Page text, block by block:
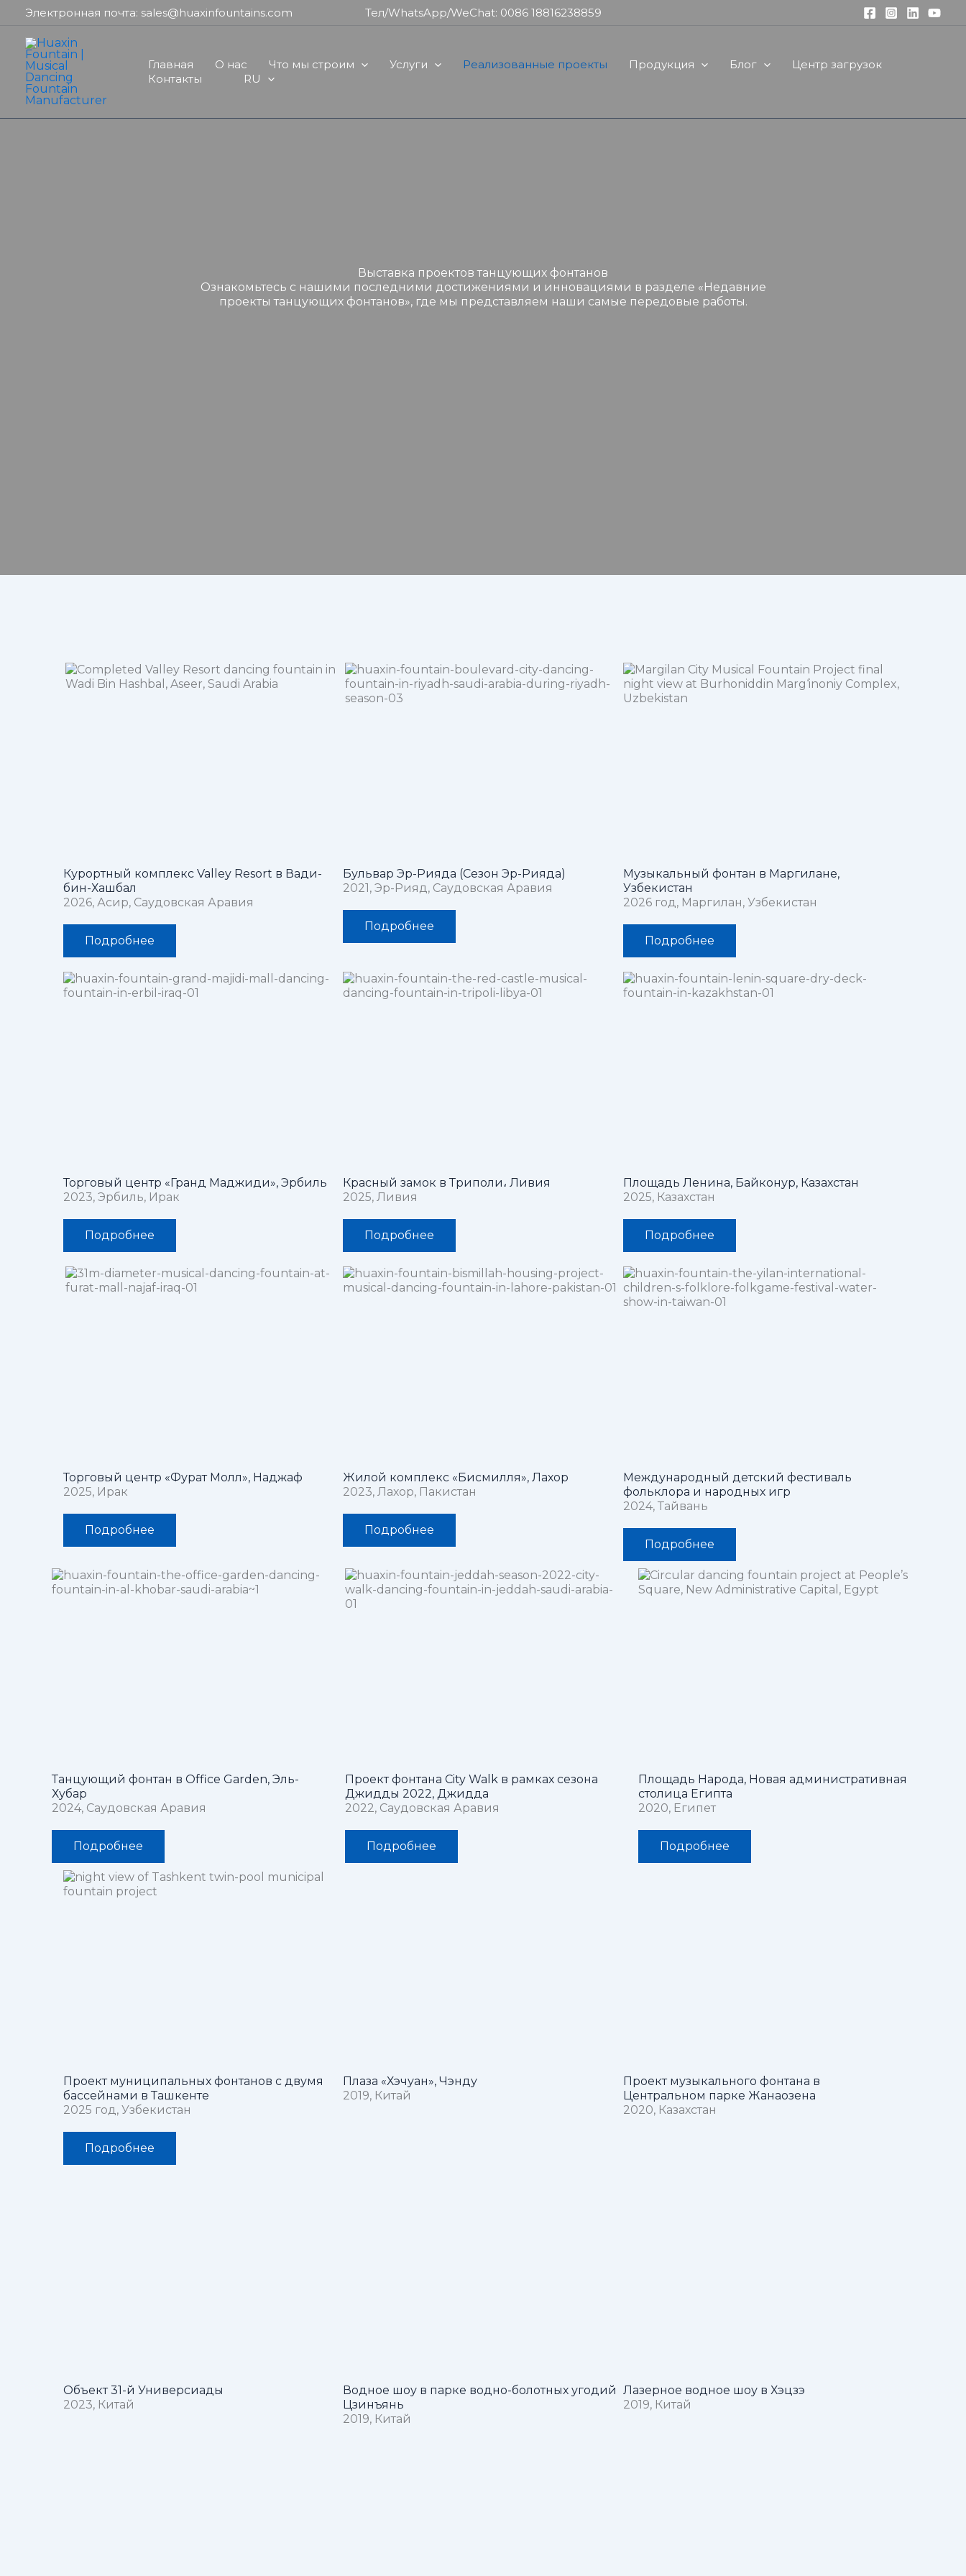
Перейти
содержимому
Электронная почта: sales@huaxinfountains.com Тел/WhatsApp/WeChat: 0086 18816238859
Главная О нас Что мы строим Услуги Реализованные проекты Продукция Блог
Центр загрузок
Контакты
RU
Выставка проектов танцующих фонтанов
Ознакомьтесь с нашими последними достижениями и инновациями в разделе «Недавние
проекты танцующих фонтанов», где мы представляем наши самые передовые работы.
Курортный комплекс Valley Resort в Вади-
бин-Хашбал
2026, Асир, Саудовская Аравия
Подробнее
Бульвар Эр-Рияда (Сезон Эр-Рияда)
2021, Эр-Рияд, Саудовская Аравия
Подробнее
Музыкальный фонтан в Маргилане,
Узбекистан
2026 год, Маргилан, Узбекистан
Подробнее
Торговый центр «Гранд Маджиди», Эрбиль
2023, Эрбиль, Ирак
Подробнее
Красный замок в Триполи، Ливия
2025, Ливия
Подробнее
Площадь Ленина, Байконур, Казахстан
2025, Казахстан
Подробнее
Торговый центр «Фурат Молл», Наджаф
2025, Ирак
Подробнее
Жилой комплекс «Бисмилля», Лахор
2023, Лахор, Пакистан
Подробнее
Международный детский фестиваль
фольклора и народных игр
2024, Тайвань
Подробнее
Танцующий фонтан в Office Garden, Эль-
Хубар
2024, Саудовская Аравия
Подробнее
Проект фонтана City Walk в рамках сезона
Джидды 2022, Джидда
2022, Саудовская Аравия
Подробнее
Площадь Народа, Новая административная
столица Египта
2020, Египет
Подробнее
Проект муниципальных фонтанов с двумя
бассейнами в Ташкенте
2025 год, Узбекистан
Подробнее
Плаза «Хэчуан», Чэнду
2019, Китай
Проект музыкального фонтана в
Центральном парке Жанаозена
2020, Казахстан
Объект 31-й Универсиады
2023, Китай
Водное шоу в парке водно-болотных угодий
Цзинъянь
2019, Китай
Лазерное водное шоу в Хэцзэ
2019, Китай